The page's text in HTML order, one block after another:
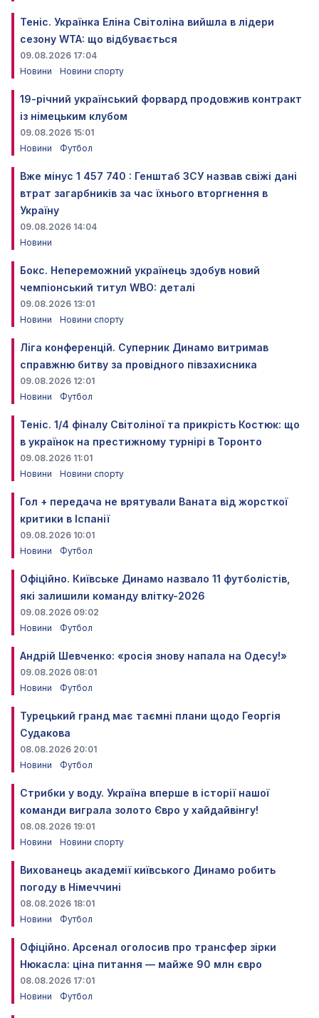
Теніс. Українка Еліна Світоліна вийшла в лідери
сезону WTA: що відбувається
09.08.2026 17:04
Новини
Новини спорту
19-річний український форвард продовжив контракт
із німецьким клубом
09.08.2026 15:01
Новини
Футбол
Вже мінус 1 457 740 : Генштаб ЗСУ назвав свіжі дані
втрат загарбників за час їхнього вторгнення в
Україну
09.08.2026 14:04
Новини
Бокс. Непереможний українець здобув новий
чемпіонський титул WBO: деталі
09.08.2026 13:01
Новини
Новини спорту
Ліга конференцій. Суперник Динамо витримав
справжню битву за провідного півзахисника
09.08.2026 12:01
Новини
Футбол
Теніс. 1/4 фіналу Світоліної та прикрість Костюк: що
в українок на престижному турнірі в Торонто
09.08.2026 11:01
Новини
Новини спорту
Гол + передача не врятували Ваната від жорсткої
критики в Іспанії
09.08.2026 10:01
Новини
Футбол
Офіційно. Київське Динамо назвало 11 футболістів,
які залишили команду влітку-2026
09.08.2026 09:02
Новини
Футбол
Андрій Шевченко: «росія знову напала на Одесу!»
09.08.2026 08:01
Новини
Футбол
Турецький гранд має таємні плани щодо Георгія
Судакова
08.08.2026 20:01
Новини
Футбол
Стрибки у воду. Україна вперше в історії нашої
команди виграла золото Євро у хайдайвінгу!
08.08.2026 19:01
Новини
Новини спорту
Вихованець академії київського Динамо робить
погоду в Німеччині
08.08.2026 18:01
Новини
Футбол
Офіційно. Арсенал оголосив про трансфер зірки
Нюкасла: ціна питання — майже 90 млн євро
08.08.2026 17:01
Новини
Футбол